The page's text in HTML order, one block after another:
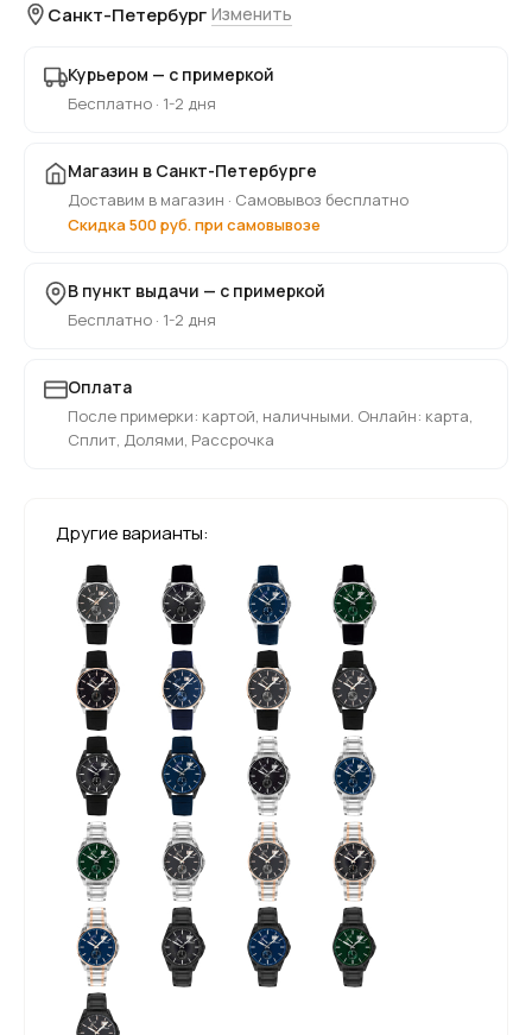
Санкт-Петербург Изменить
Курьером — с примеркой
Бесплатно · 1-2 дня
Магазин в Санкт-Петербурге
Доставим в магазин · Самовывоз бесплатно
Скидка 500 руб. при самовывозе
В пункт выдачи — с примеркой
Бесплатно · 1-2 дня
Оплата
После примерки: картой, наличными. Онлайн: карта,
Сплит, Долями, Рассрочка
Другие варианты: